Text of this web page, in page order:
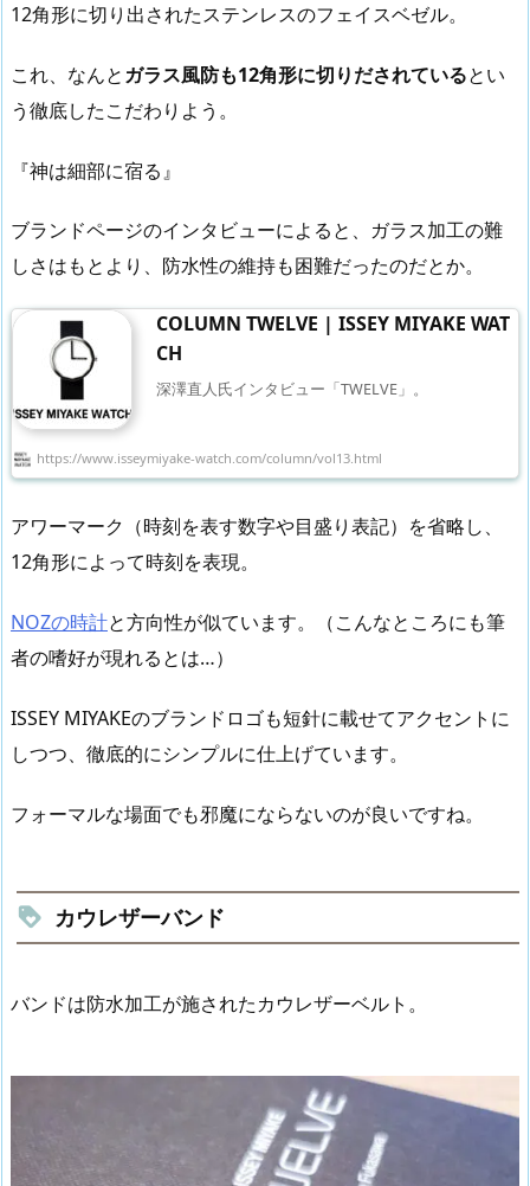
12角形に切り出されたステンレスのフェイスベゼル。
これ、なんとガラス風防も12角形に切りだされているとい
う徹底したこだわりよう。
『神は細部に宿る』
ブランドページのインタビューによると、ガラス加工の難
しさはもとより、防水性の維持も困難だったのだとか。
COLUMN TWELVE | ISSEY MIYAKE WAT
CH
深澤直人氏インタビュー「TWELVE」。
https://www.isseymiyake-watch.com/column/vol13.html
アワーマーク（時刻を表す数字や目盛り表記）を省略し、
12角形によって時刻を表現。
NOZの時計と方向性が似ています。（こんなところにも筆
者の嗜好が現れるとは…）
ISSEY MIYAKEのブランドロゴも短針に載せてアクセントに
しつつ、徹底的にシンプルに仕上げています。
フォーマルな場面でも邪魔にならないのが良いですね。
カウレザーバンド
バンドは防水加工が施されたカウレザーベルト。